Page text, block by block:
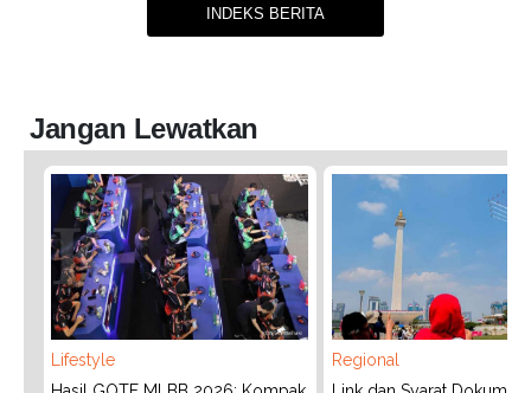
INDEKS BERITA
Jangan Lewatkan
Lifestyle
Regional